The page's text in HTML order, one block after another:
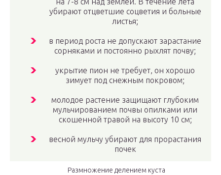
убирают отцветшие соцветия и больные
листья;
в период роста не допускают зарастание
сорняками и постоянно рыхлят почву;
укрытие пион не требует, он хорошо
зимует под снежным покровом;
молодое растение защищают глубоким
мульчированием почвы опилками или
скошенной травой на высоту 10 см;
весной мульчу убирают для прорастания
почек
Размножение делением куста